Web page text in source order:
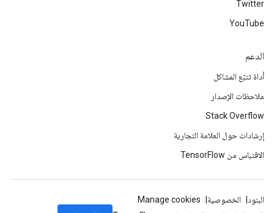
Twitter
YouTube
الدعم
أداة تتبّع المشاكل
ملاحظات الإصدار
Stack Overflow
إرشادات حول العلامة التجارية
الاقتباس من TensorFlow
البنود الخصوصية
Manage cookies